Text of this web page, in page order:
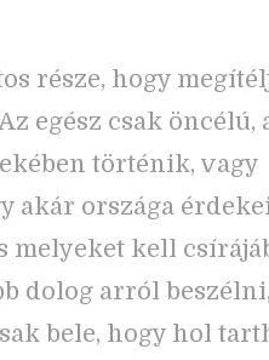
része, hogy
egész csak öncélú,
történik, vagy
akár országa
melyeket kell
dolog arról
bele, hogy hol